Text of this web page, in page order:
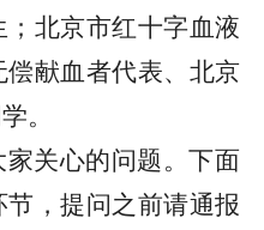
北京市红十字血液
献血者代表、北京
。
关心的问题。下面
，提问之前请通报